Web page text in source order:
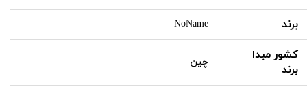
برند NoName
کشور مبدا
برند
چین